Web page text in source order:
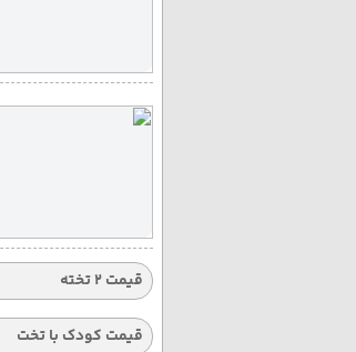
قیمت 2 تخته
قیمت کودک با تخت